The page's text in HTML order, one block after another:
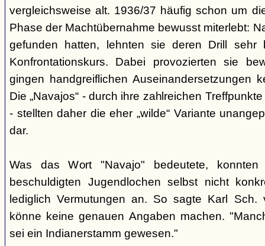
vergleichsweise alt. 1936/37 häufig schon um
Phase der Machtübernahme bewusst miterlebt:
gefunden hatten, lehnten sie deren Drill
Konfrontationskurs. Dabei provozierten sie
gingen handgreiflichen Auseinandersetzungen
Die „Navajos“ - durch ihre zahlreichen
- stellten daher die eher „wilde“ Variante
dar.
Was das Wort "Navajo" bedeutete, konnten
beschuldigten Jugendlochen selbst nicht
lediglich Vermutungen an. So sagte Karl
könne keine genauen Angaben machen.
sei ein Indianerstamm gewesen."